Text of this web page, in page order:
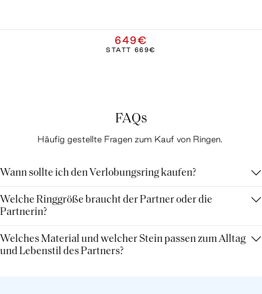
649€
STATT 669€
FAQs
Häufig gestellte Fragen zum Kauf von Ringen.
Wann sollte ich den Verlobungsring kaufen?
Welche Ringgröße braucht der Partner oder die
Partnerin?
Welches Material und welcher Stein passen zum Alltag
und Lebenstil des Partners?